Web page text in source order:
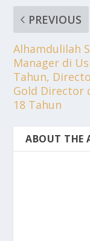
PREVIOUS
Alhamdulilah
Manager di
Tahun,
Gold Director
18 Tahun
ABOUT THE